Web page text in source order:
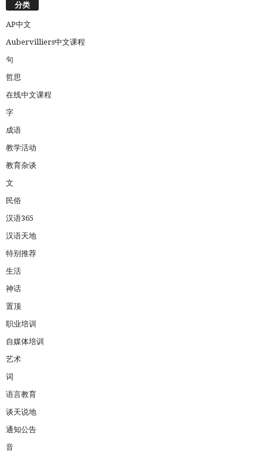
分类
AP中文
Aubervilliers中文课程
句
哲思
在线中文课程
字
成语
教学活动
教育杂谈
文
民俗
汉语365
汉语天地
特别推荐
生活
神话
置顶
职业培训
自媒体培训
艺术
词
语言教育
谈天说地
通知公告
音